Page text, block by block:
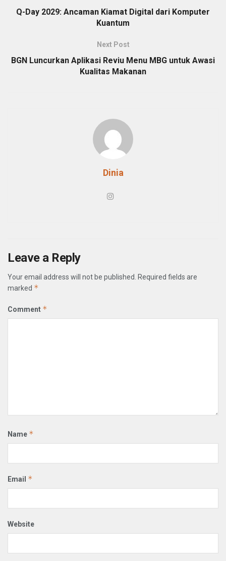
Q-Day 2029: Ancaman Kiamat Digital dari Komputer
Kuantum
Next Post
BGN Luncurkan Aplikasi Reviu Menu MBG untuk Awasi
Kualitas Makanan
Dinia
Leave a Reply
Your email address will not be published. Required fields are
marked *
Comment *
Name *
Email *
Website